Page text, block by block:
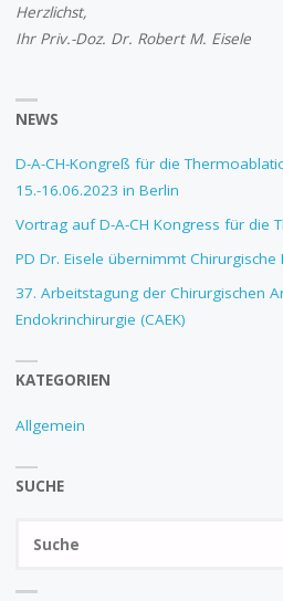
Herzlichst,
Ihr Priv.-Doz. Dr. Robert M. Eisele
NEWS
D-A-CH-Kongreß für die
15.-16.06.2023 in Berlin
Vortrag auf D-A-CH Kongress für die
PD Dr. Eisele übernimmt
37. Arbeitstagung der Chirurgischen
Endokrinchirurgie (CAEK)
KATEGORIEN
Allgemein
SUCHE